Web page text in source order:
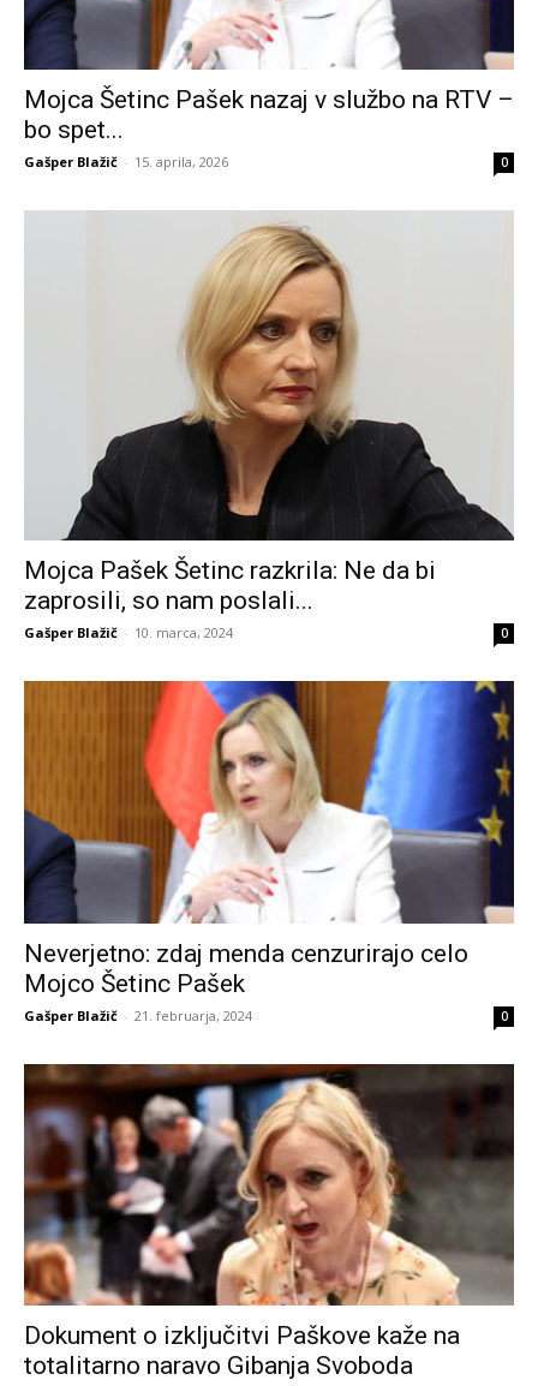
Mojca Šetinc Pašek nazaj v službo na RTV –
bo spet...
Gašper Blažič - 15. aprila, 2026 0
Mojca Pašek Šetinc razkrila: Ne da bi
zaprosili, so nam poslali...
Gašper Blažič - 10. marca, 2024 0
Neverjetno: zdaj menda cenzurirajo celo
Mojco Šetinc Pašek
Gašper Blažič - 21. februarja, 2024 0
Dokument o izključitvi Paškove kaže na
totalitarno naravo Gibanja Svoboda